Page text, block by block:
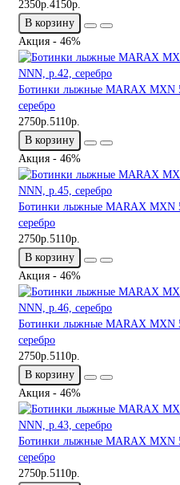
2350р.4150р.
В корзину
Акция - 46%
Ботинки лыжные MARAX MXN
серебро
2750р.5110р.
В корзину
Акция - 46%
Ботинки лыжные MARAX MXN
серебро
2750р.5110р.
В корзину
Акция - 46%
Ботинки лыжные MARAX MXN
серебро
2750р.5110р.
В корзину
Акция - 46%
Ботинки лыжные MARAX MXN
серебро
2750р.5110р.